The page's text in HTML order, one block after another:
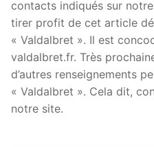
contacts indiqués sur
tirer profit de cet article
« Valdalbret ». Il est
valdalbret.fr. Très
d’autres renseignements
« Valdalbret ». Cela dit,
notre site.